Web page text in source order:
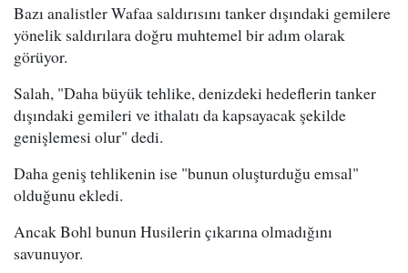
Bazı analistler Wafaa saldırısını tanker dışındaki gemilere
yönelik saldırılara doğru muhtemel bir adım olarak
görüyor.
Salah, "Daha büyük tehlike, denizdeki hedeflerin tanker
dışındaki gemileri ve ithalatı da kapsayacak şekilde
genişlemesi olur" dedi.
Daha geniş tehlikenin ise "bunun oluşturduğu emsal"
olduğunu ekledi.
Ancak Bohl bunun Husilerin çıkarına olmadığını
savunuyor.